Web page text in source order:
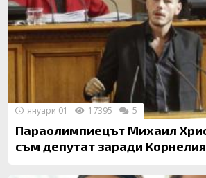
Параолимпиецът Михаил
съм депутат заради
януари 01 17395 5